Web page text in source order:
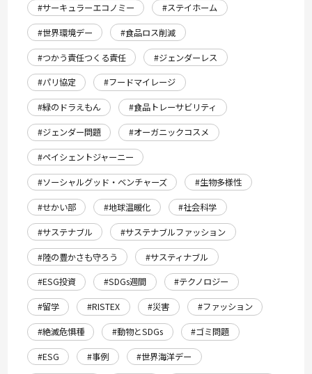
#サーキュラーエコノミー
#ステイホーム
#世界環境デー
#食品ロス削減
#つかう責任つくる責任
#ジェンダーレス
#パリ協定
#フードマイレージ
#緑のドラえもん
#食品トレーサビリティ
#ジェンダー問題
#オーガニックコスメ
#ペイシェントジャーニー
#ソーシャルグッド・ベンチャーズ
#生物多様性
#せかい部
#地球温暖化
#社会科学
#サステナブル
#サステナブルファッション
#陸の豊かさも守ろう
#サスティナブル
#ESG投資
#SDGs週間
#テクノロジー
#留学
#RISTEX #災害
#ファッション
#絶滅危惧種
#動物とSDGs
#ゴミ問題
#ESG
#事例
#世界海洋デー